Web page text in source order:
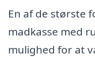
En af de største
madkasse med
mulighed for at